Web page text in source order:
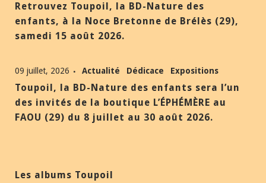
Retrouvez Toupoil, la BD-Nature des
enfants, à la Noce Bretonne de Brélès (29),
samedi 15 août 2026.
09 juillet, 2026 Actualité Dédicace Expositions
Toupoil, la BD-Nature des enfants sera l’un
des invités de la boutique L’ÉPHÉMÈRE au
FAOU (29) du 8 juillet au 30 août 2026.
Les albums Toupoil